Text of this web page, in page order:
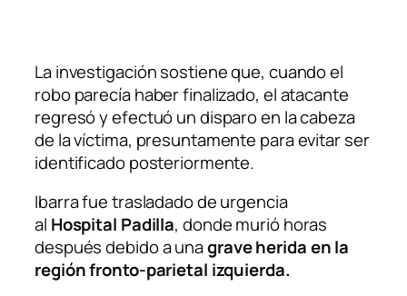
La investigación sostiene que, cuando el
robo parecía haber finalizado, el atacante
regresó y efectuó un disparo en la cabeza
de la víctima, presuntamente para evitar ser
identificado posteriormente.
Ibarra fue trasladado de urgencia
al Hospital Padilla, donde murió horas
después debido a unagrave herida en la
región fronto-parietal izquierda.